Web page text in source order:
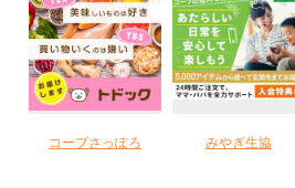
コープさっぽろ みやぎ生協